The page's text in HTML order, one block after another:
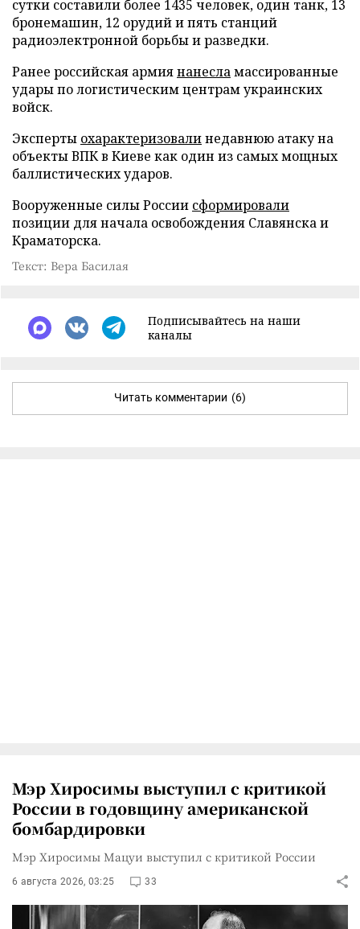
сутки составили более 1435 человек, один танк, 13
бронемашин, 12 орудий и пять станций
радиоэлектронной борьбы и разведки.
Ранее российская армиянанесламассированные
удары по логистическим центрам украинских
войск.
Эксперты охарактеризовалинедавнюю атаку на
объекты ВПК в Киеве как один из самых мощных
баллистических ударов.
Вооруженные силы России сформировали
позиции для начала освобождения Славянска и
Краматорска.
Текст: Вера Басилая
Подписывайтесь на наши
каналы
Читать комментарии (6)
Мэр Хиросимы выступил с критикой
России в годовщину американской
бомбардировки
Мэр Хиросимы Мацуи выступил с критикой России
6 августа 2026, 03:25 33